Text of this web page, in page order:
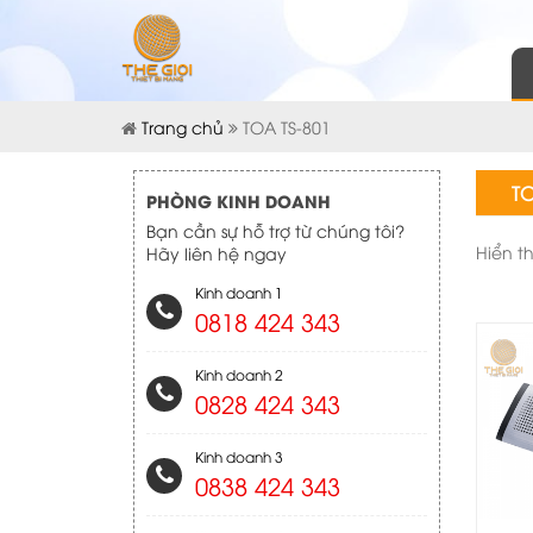
Trang chủ TOA TS-801
PHÒNG KINH DOANH
Bạn cần sự hỗ trợ từ chúng tôi?
Hãy liên hệ ngay
Kinh doanh 1
0818 424 343
Kinh doanh 2
0828 424 343
Kinh doanh 3
0838 424 343
Hiển